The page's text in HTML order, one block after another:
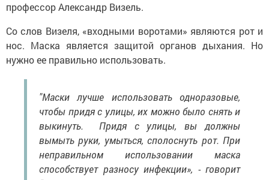
профессор Александр Визель.
Со слов Визеля, «входными воротами» являются рот и
нос. Маска является защитой органов дыхания. Но
нужно ее правильно использовать.
"Маски лучше использовать одноразовые,
чтобы придя с улицы, их можно было снять и
выкинуть. Придя с улицы, вы должны
вымыть руки, умыться, сполоснуть рот. При
неправильном использовании маска
способствует разносу инфекции», - говорит